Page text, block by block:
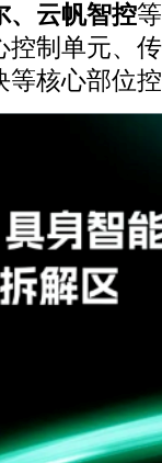
、云帆智控
制单元、
核心部位